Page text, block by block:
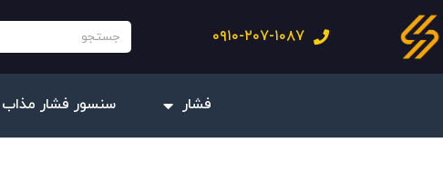
رفتن
به
محتوا
۰۹۱۰-۲۰۷-۱۰۸۷ جستجو
فشار سنسور فشار مذاب